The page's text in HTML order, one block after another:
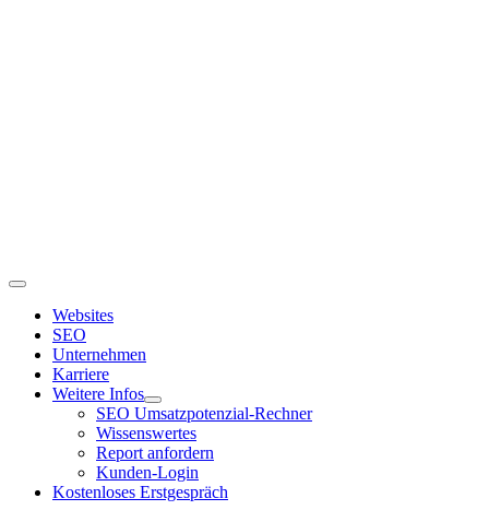
Toggle
NavigationWebsites
SEO
Unternehmen
Karriere
Weitere Infos
SEO Umsatzpotenzial-Rechner
Wissenswertes
Report anfordern
Kunden-Login
Kostenloses Erstgespräch